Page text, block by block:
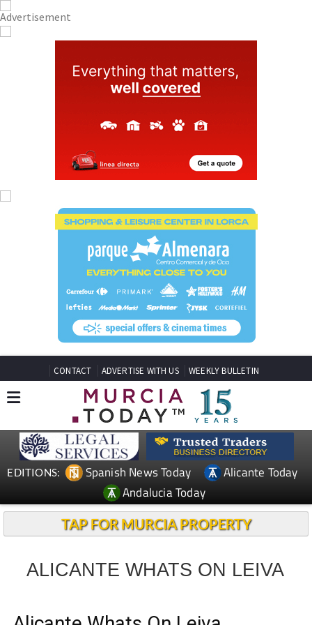
CONTACT ADVERTISE WITH US WEEKLY BULLETIN
EDITIONS: Spanish News Today
Alicante Today
Andalucia Today
TAP FOR MURCIA PROPERTY
ALICANTE WHATS ON LEIVA